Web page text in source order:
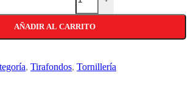
AÑADIR AL CARRITO
, Tirafondos, Tornillería